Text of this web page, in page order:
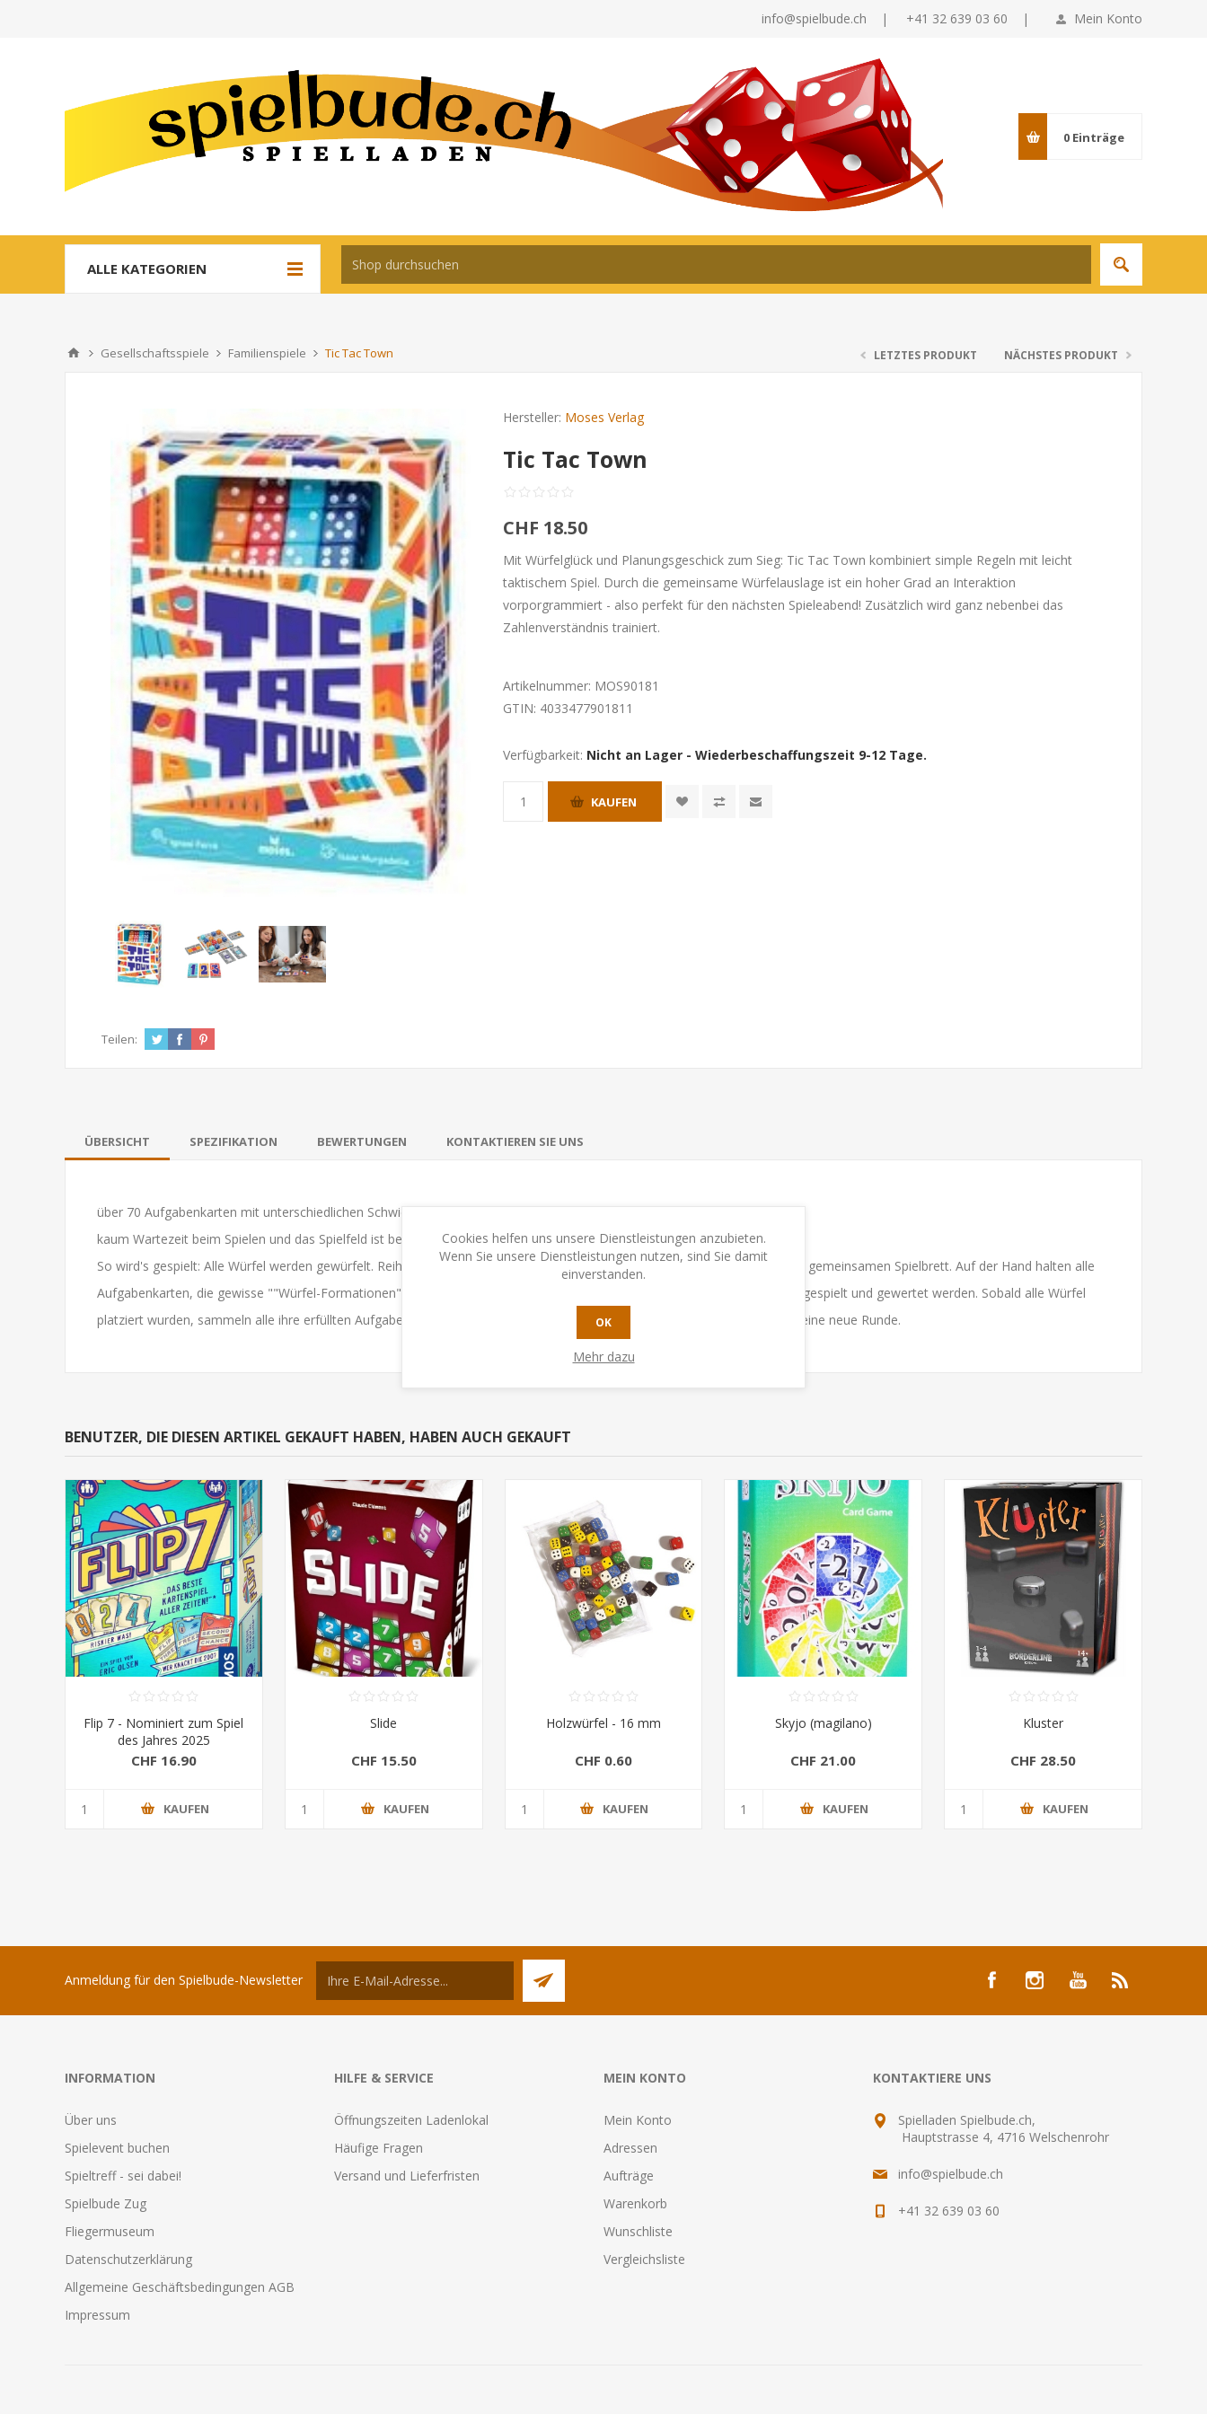
Mein Konto
info@spielbude.ch | +41 32 639 03 60 |
0 Einträge
ALLE KATEGORIEN
Gesellschaftsspiele Familienspiele Tic Tac Town LETZTES PRODUKT NÄCHSTES PRODUKT
Hersteller: Moses Verlag
Tic Tac Town
CHF 18.50
Mit Würfelglück und Planungsgeschick zum Sieg: Tic Tac Town kombiniert simple Regeln mit leicht
taktischem Spiel. Durch die gemeinsame Würfelauslage ist ein hoher Grad an Interaktion
vorporgrammiert - also perfekt für den nächsten Spieleabend! Zusätzlich wird ganz nebenbei das
Zahlenverständnis trainiert.
Artikelnummer: MOS90181
GTIN: 4033477901811
Verfügbarkeit: Nicht an Lager - Wiederbeschaffungszeit 9-12 Tage.
KAUFEN
Teilen:
ÜBERSICHT SPEZIFIKATION BEWERTUNGEN KONTAKTIEREN SIE UNS
über 70 Aufgabenkarten mit unterschiedlichen Schwierigkeitsgraden
kaum Wartezeit beim Spielen und das Spielfeld ist beidseitig nutzbar simple Regeln gepaart mit leicht taktischem Spiel
So wird's gespielt: Alle Würfel werden gewürfelt. Reihum sucht sich jede Person einen Würfel aus und platziert ihn auf dem gemeinsamen Spielbrett. Auf der Hand halten alle
Aufgabenkarten, die gewisse ""Würfel-Formationen"" auf dem Brett fordern. Wird eine Aufgabe erfüllt, kann die Karte ausgespielt und gewertet werden. Sobald alle Würfel
platziert wurden, sammeln alle ihre erfüllten Aufgabenkarten als Punkte, ziehen neue Aufgabenkarten nach und beginnen eine neue Runde.
BENUTZER, DIE DIESEN ARTIKEL GEKAUFT HABEN, HABEN AUCH GEKAUFT
Flip 7 - Nominiert zum Spiel
des Jahres 2025
CHF 16.90
KAUFEN
Slide
CHF 15.50
KAUFEN
Holzwürfel - 16 mm
CHF 0.60
KAUFEN
Skyjo (magilano)
CHF 21.00
KAUFEN
Kluster
CHF 28.50
KAUFEN
Anmeldung für den Spielbude-Newsletter
INFORMATION
Über uns
Spielevent buchen
Spieltreff - sei dabei!
Spielbude Zug
Fliegermuseum
Datenschutzerklärung
Allgemeine Geschäftsbedingungen AGB
Impressum
HILFE & SERVICE
Öffnungszeiten Ladenlokal
Häufige Fragen
Versand und Lieferfristen
MEIN KONTO
Mein Konto
Adressen
Aufträge
Warenkorb
Wunschliste
Vergleichsliste
KONTAKTIERE UNS
Spielladen Spielbude.ch,
Hauptstrasse 4, 4716 Welschenrohr
info@spielbude.ch
+41 32 639 03 60
Cookies helfen uns unsere Dienstleistungen anzubieten.
Wenn Sie unsere Dienstleistungen nutzen, sind Sie damit
einverstanden.
OK
Mehr dazu